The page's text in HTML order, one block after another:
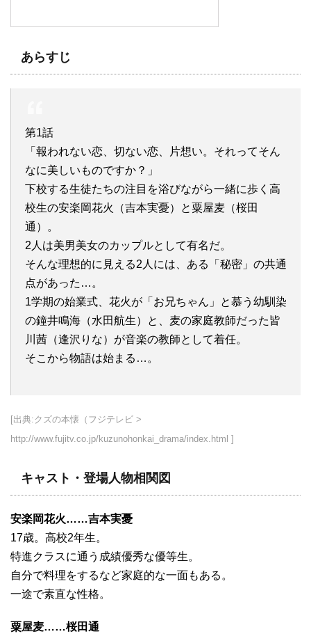
あらすじ
第1話
「報われない恋、切ない恋、片想い。それってそん
なに美しいものですか？」
下校する生徒たちの注目を浴びながら一緒に歩く高
校生の安楽岡花火（吉本実憂）と粟屋麦（桜田
通）。
2人は美男美女のカップルとして有名だ。
そんな理想的に見える2人には、ある「秘密」の共通
点があった…。
1学期の始業式、花火が「お兄ちゃん」と慕う幼馴染
の鐘井鳴海（水田航生）と、麦の家庭教師だった皆
川茜（逢沢りな）が音楽の教師として着任。
そこから物語は始まる…。
[出典:クズの本懐（フジテレビ >
http://www.fujitv.co.jp/kuzunohonkai_drama/index.html ]
キャスト・登場人物相関図
安楽岡花火……吉本実憂
17歳。高校2年生。
特進クラスに通う成績優秀な優等生。
自分で料理をするなど家庭的な一面もある。
一途で素直な性格。
粟屋麦……桜田通